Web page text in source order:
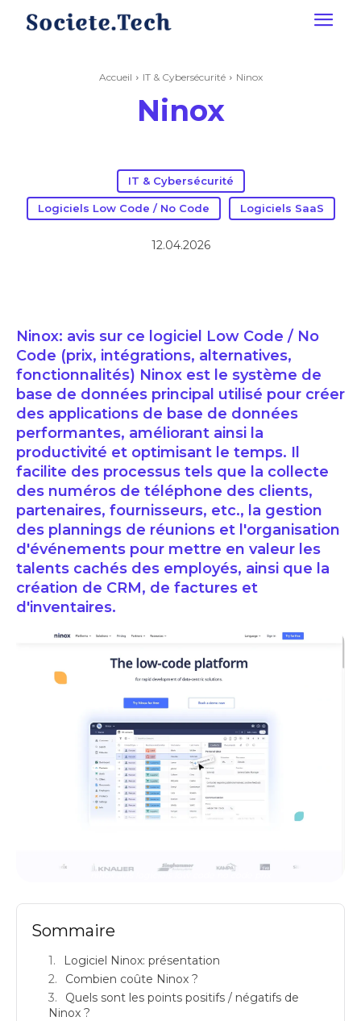
Accueil IT & Cybersécurité Ninox
Ninox
IT & Cybersécurité
Logiciels Low Code / No Code Logiciels SaaS
12.04.2026
Ninox: avis sur ce logiciel Low Code / No
Code (prix, intégrations, alternatives,
fonctionnalités) Ninox est le système de
base de données principal utilisé pour créer
des applications de base de données
performantes, améliorant ainsi la
productivité et optimisant le temps. Il
facilite des processus tels que la collecte
des numéros de téléphone des clients,
partenaires, fournisseurs, etc., la gestion
des plannings de réunions et l'organisation
d'événements pour mettre en valeur les
talents cachés des employés, ainsi que la
création de CRM, de factures et
d'inventaires.
ninox avis logiciels low code no code prix
Sommaire
Logiciel Ninox: présentation
Combien coûte Ninox ?
Quels sont les points positifs / négatifs de
Ninox ?